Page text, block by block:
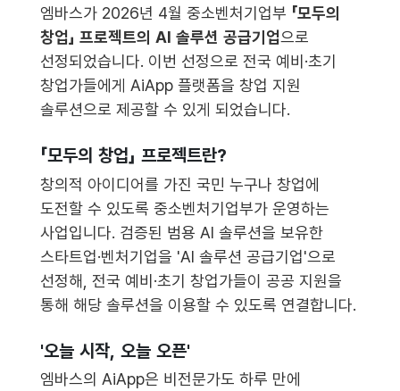
엠바스가 2026년 4월 중소벤처기업부 「모두의
창업」 프로젝트의 AI 솔루션 공급기업으로
선정되었습니다. 이번 선정으로 전국 예비·초기
창업가들에게 AiApp 플랫폼을 창업 지원
솔루션으로 제공할 수 있게 되었습니다.
「모두의 창업」 프로젝트란?
창의적 아이디어를 가진 국민 누구나 창업에
도전할 수 있도록 중소벤처기업부가 운영하는
사업입니다. 검증된 범용 AI 솔루션을 보유한
스타트업·벤처기업을 'AI 솔루션 공급기업'으로
선정해, 전국 예비·초기 창업가들이 공공 지원을
통해 해당 솔루션을 이용할 수 있도록 연결합니다.
'오늘 시작, 오늘 오픈'
엠바스의 AiApp은 비전문가도 하루 만에